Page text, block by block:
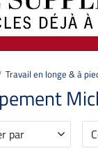
Travail en longe & à
par